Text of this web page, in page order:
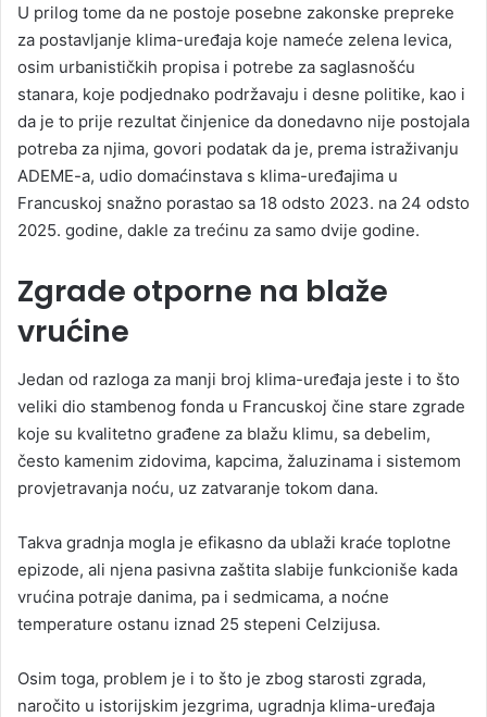
U prilog tome da ne postoje posebne zakonske prepreke
za postavljanje klima-uređaja koje nameće zelena levica,
osim urbanističkih propisa i potrebe za saglasnošću
stanara, koje podjednako podržavaju i desne politike, kao i
da je to prije rezultat činjenice da donedavno nije postojala
potreba za njima, govori podatak da je, prema istraživanju
ADEME-a, udio domaćinstava s klima-uređajima u
Francuskoj snažno porastao sa 18 odsto 2023. na 24 odsto
2025. godine, dakle za trećinu za samo dvije godine.
Zgrade otporne na blaže
vrućine
Jedan od razloga za manji broj klima-uređaja jeste i to što
veliki dio stambenog fonda u Francuskoj čine stare zgrade
koje su kvalitetno građene za blažu klimu, sa debelim,
često kamenim zidovima, kapcima, žaluzinama i sistemom
provjetravanja noću, uz zatvaranje tokom dana.
Takva gradnja mogla je efikasno da ublaži kraće toplotne
epizode, ali njena pasivna zaštita slabije funkcioniše kada
vrućina potraje danima, pa i sedmicama, a noćne
temperature ostanu iznad 25 stepeni Celzijusa.
Osim toga, problem je i to što je zbog starosti zgrada,
naročito u istorijskim jezgrima, ugradnja klima-uređaja